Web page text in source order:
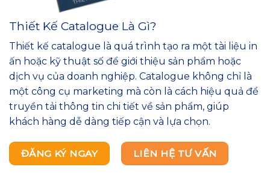
Thiết Kế Catalogue Là Gì?
Thiết kế catalogue là quá trình tạo ra một tài liệu in
ấn hoặc kỹ thuật số để giới thiệu sản phẩm hoặc
dịch vụ của doanh nghiệp. Catalogue không chỉ là
một công cụ marketing mà còn là cách hiệu quả để
truyền tải thông tin chi tiết về sản phẩm, giúp
khách hàng dễ dàng tiếp cận và lựa chọn.
ĐĂNG KÝ NGAY LIÊN HỆ TƯ VẤN